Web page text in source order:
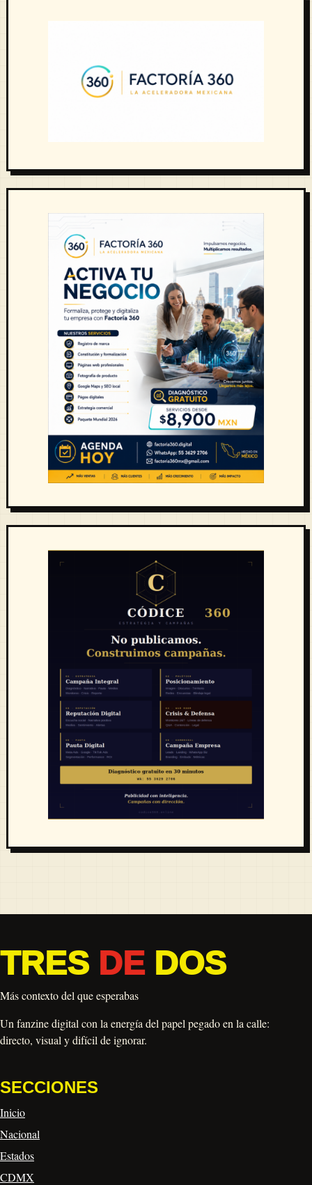
TRES DEDOS
Más contexto del que esperabas
Un fanzine digital con la energía del papel pegado en la calle:
directo, visual y difícil de ignorar.
SECCIONES
Inicio
Nacional
Estados
CDMX